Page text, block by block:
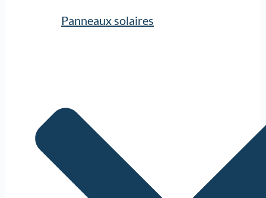
Panneaux solaires